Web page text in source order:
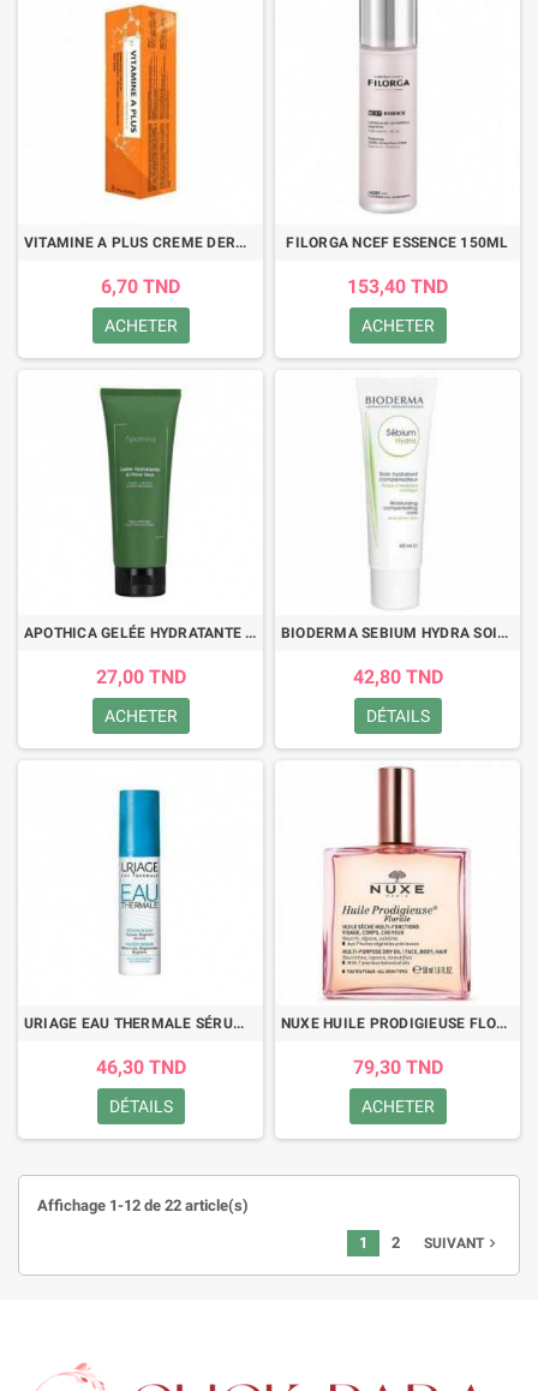
VITAMINE A PLUS CREME DERMIQUE 30G
6,70 TND
ACHETER
FILORGA NCEF ESSENCE 150ML
153,40 TND
ACHETER
APOTHICA GELÉE HYDRATANTE À L'ALOE VERA CORPS-CHEVEUX& APRÉS BRONZAGE 200ML
27,00 TND
ACHETER
BIODERMA SEBIUM HYDRA SOIN HYDRATANT COMPENSATEUR 40ML
42,80 TND
DÉTAILS
URIAGE EAU THERMALE SÉRUM D'EAU 30ML
46,30 TND
DÉTAILS
NUXE HUILE PRODIGIEUSE FLORALE 50ML
79,30 TND
ACHETER
Affichage 1-12 de 22 article(s)
1 2 SUIVANTnavigate_next